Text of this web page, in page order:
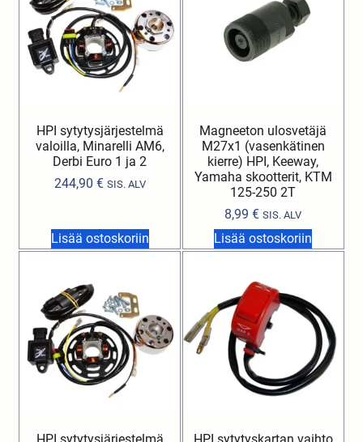
HPI sytytysjärjestelmä
valoilla, Minarelli AM6,
Derbi Euro 1 ja 2
244,90 € SIS. ALV
Lisää ostoskoriin
Magneeton ulosvetäjä
M27x1 (vasenkätinen
kierre) HPI, Keeway,
Yamaha skootterit, KTM
125-250 2T
8,99€ SIS. ALV
Lisää ostoskoriin